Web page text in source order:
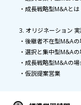
・成長戦略型M&Aとは
3. オリジネーション
・後継者不在型M&A
・選択と集中型M&A
・成長戦略型M&Aの場
・仮説提案営業